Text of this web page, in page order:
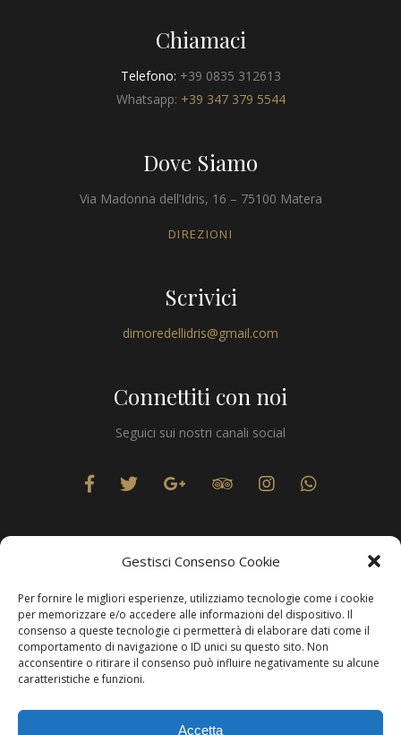
Gestisci Consenso Cookie
Per fornire le migliori esperienze, utilizziamo tecnologie come i cookie
per memorizzare e/o accedere alle informazioni del dispositivo. Il
consenso a queste tecnologie ci permetterà di elaborare dati come il
comportamento di navigazione o ID unici su questo sito. Non
acconsentire o ritirare il consenso può influire negativamente su alcune
caratteristiche e funzioni.
Accetta
Chiamaci
Telefono: +39 0835 312613
Whatsapp: +39 347 379 5544
Dove Siamo
Via Madonna dell’Idris, 16 – 75100 Matera
DIREZIONI
Scrivici
dimoredellidris@gmail.com
Connettiti con noi
Seguici sui nostri canali social
Privacy
Produzione WebResolvis Marketing & Comunicazione